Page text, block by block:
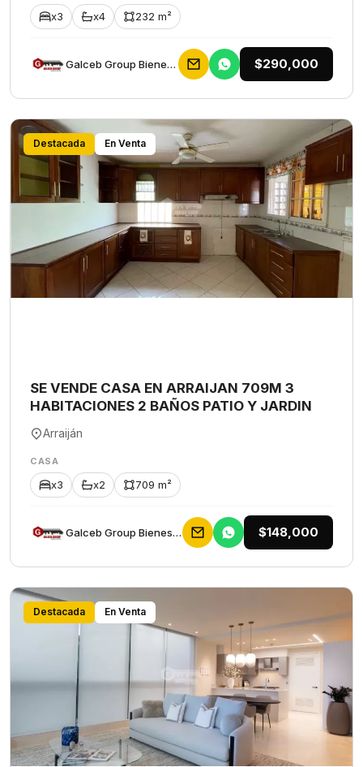
x3 x4 232 m²
Galceb Group Bienes Raices $290,000
Destacada En Venta
SE VENDE CASA EN ARRAIJAN 709M 3
HABITACIONES 2 BAÑOS PATIO Y JARDIN
Arraiján
CASA
x3 x2 709 m²
Galceb Group Bienes Raices $148,000
Destacada En Venta